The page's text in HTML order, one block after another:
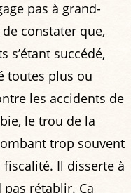
pas à grand-
de constater que,
s’étant succédé,
toutes plus ou
les accidents de
le trou de la
trop souvent
Il disserte à
pas rétablir. Ça